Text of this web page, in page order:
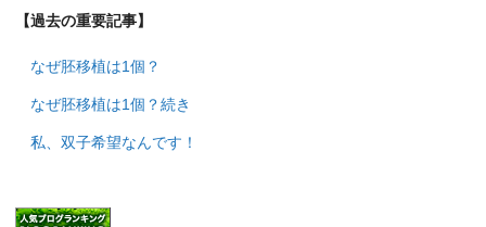
【過去の重要記事】
なぜ胚移植は1個？
なぜ胚移植は1個？続き
私、双子希望なんです！